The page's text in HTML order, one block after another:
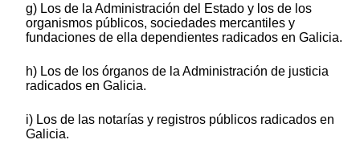
g) Los de la Administración del Estado y los de los
organismos públicos, sociedades mercantiles y
fundaciones de ella dependientes radicados en Galicia.
h) Los de los órganos de la Administración de justicia
radicados en Galicia.
i) Los de las notarías y registros públicos radicados en
Galicia.